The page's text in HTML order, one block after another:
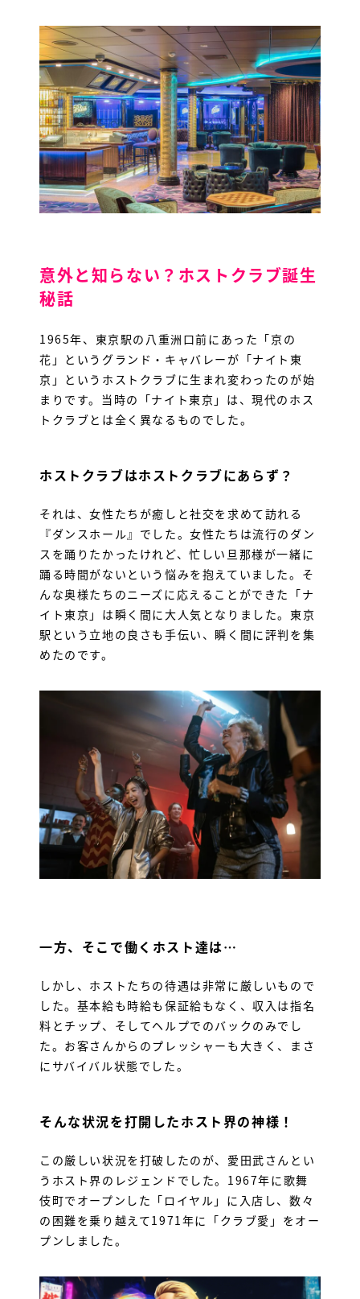
意外と知らない？ホストクラブ誕生
秘話
1965年、東京駅の八重洲口前にあった「京の
花」というグランド・キャバレーが「ナイト東
京」というホストクラブに生まれ変わったのが始
まりです。当時の「ナイト東京」は、現代のホス
トクラブとは全く異なるものでした。
ホストクラブはホストクラブにあらず？
それは、女性たちが癒しと社交を求めて訪れる
『ダンスホール』でした。女性たちは流行のダン
スを踊りたかったけれど、忙しい旦那様が一緒に
踊る時間がないという悩みを抱えていました。そ
んな奥様たちのニーズに応えることができた「ナ
イト東京」は瞬く間に大人気となりました。東京
駅という立地の良さも手伝い、瞬く間に評判を集
めたのです。
一方、そこで働くホスト達は…
しかし、ホストたちの待遇は非常に厳しいもので
した。基本給も時給も保証給もなく、収入は指名
料とチップ、そしてヘルプでのバックのみでし
た。お客さんからのプレッシャーも大きく、まさ
にサバイバル状態でした。
そんな状況を打開したホスト界の神様！
この厳しい状況を打破したのが、愛田武さんとい
うホスト界のレジェンドでした。1967年に歌舞
伎町でオープンした「ロイヤル」に入店し、数々
の困難を乗り越えて1971年に「クラブ愛」をオー
プンしました。